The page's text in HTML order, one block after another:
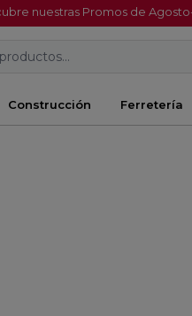
nuestras Promos de
Construcción Ferretería